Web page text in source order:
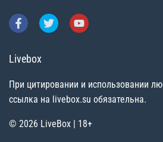
Livebox
При цитировании и использовании
ссылка на livebox.su обязательна.
© 2026 LiveBox | 18+